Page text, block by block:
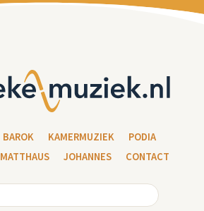
BAROK KAMERMUZIEK
PODIA
MATTHAUS JOHANNES CONTACT